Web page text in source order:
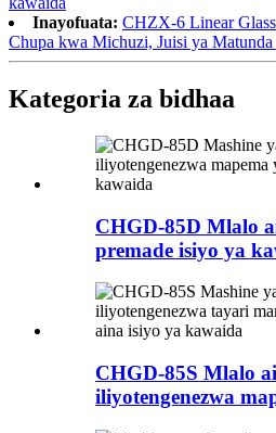
Inayofuata: CHZX-6 Linear
Chupa kwa Michuzi, Juisi ya
Kategoria za bidhaa
CHGD-85D Mlalo
premade isiyo ya
CHGD-85S Mlalo
iliyotengenezwa